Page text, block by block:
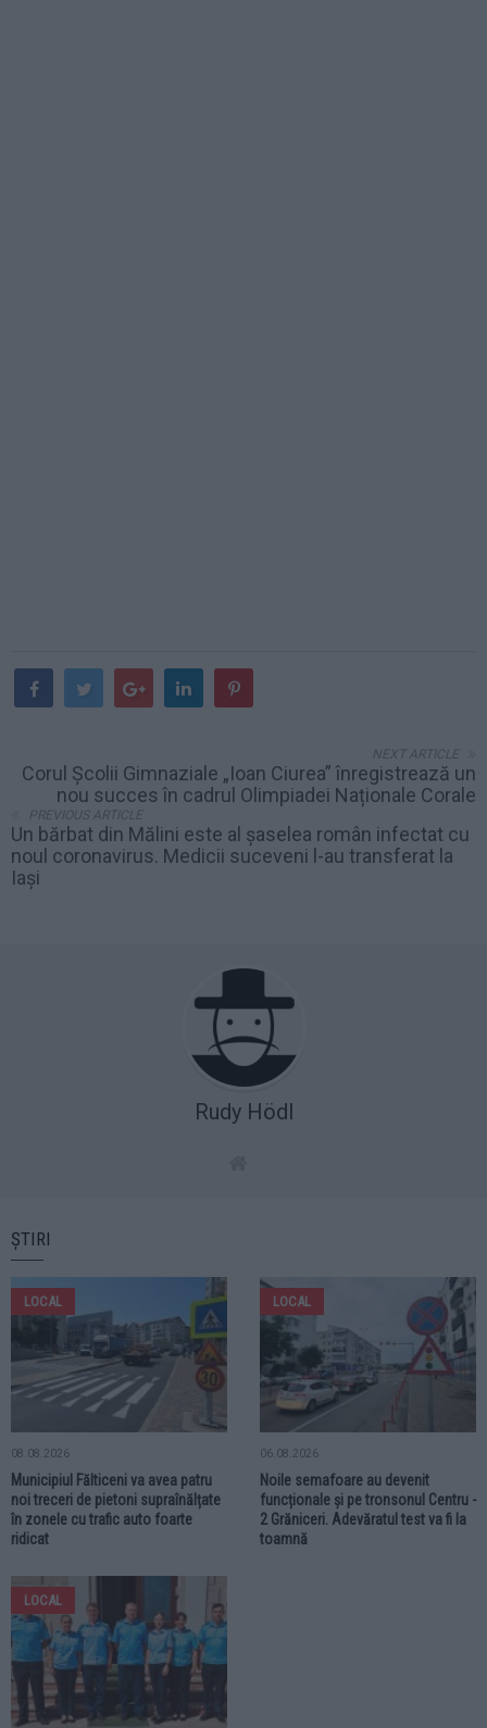
NEXT ARTICLE
Corul Școlii Gimnaziale „Ioan Ciurea” înregistrează un
nou succes în cadrul Olimpiadei Naționale Corale
PREVIOUS ARTICLE
Un bărbat din Mălini este al șaselea român infectat cu
noul coronavirus. Medicii suceveni l-au transferat la
Iași
Rudy Hödl
ȘTIRI
LOCAL
08.08.2026
Municipiul Fălticeni va avea patru
noi treceri de pietoni supraînălțate
în zonele cu trafic auto foarte
ridicat
LOCAL
06.08.2026
Noile semafoare au devenit
funcționale și pe tronsonul Centru -
2 Grăniceri. Adevăratul test va fi la
toamnă
LOCAL